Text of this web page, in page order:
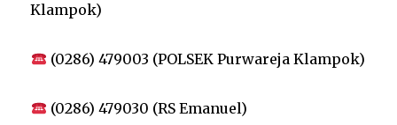
Klampok)
(0286) 479003 (POLSEK Purwareja Klampok)
(0286) 479030 (RS Emanuel)